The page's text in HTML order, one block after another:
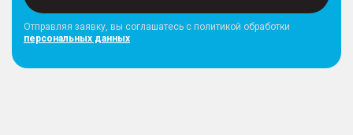
Отправляя заявку, вы соглашатесь с политикой обработки
персональных данных